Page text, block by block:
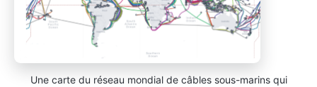
Une carte du réseau mondial de câbles sous-marins qui